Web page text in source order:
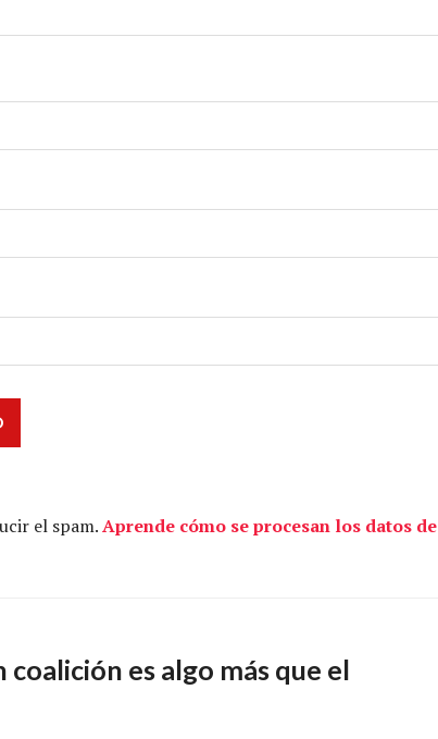
el spam.Aprende cómo se procesan los datos de
coalición es algo más que el